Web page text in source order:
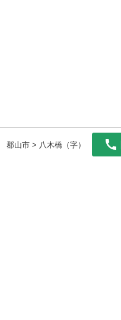
郡山市 > 八木橋（字）